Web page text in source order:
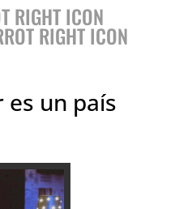
RIGHT ICON
RIGHT ICON
un país